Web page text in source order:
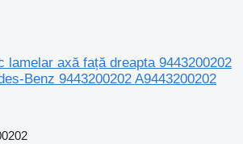
lamelar axă față dreapta 9443200202
Benz 9443200202 A9443200202